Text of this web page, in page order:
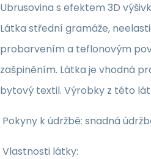
Ubrusovina s efektem 3D
Látka střední gramáže,
probarvením a teflonovým
zašpiněním. Látka je vhodná
bytový textil. Výrobky z této
Pokyny k údržbě: snadná
Vlastnosti látky: